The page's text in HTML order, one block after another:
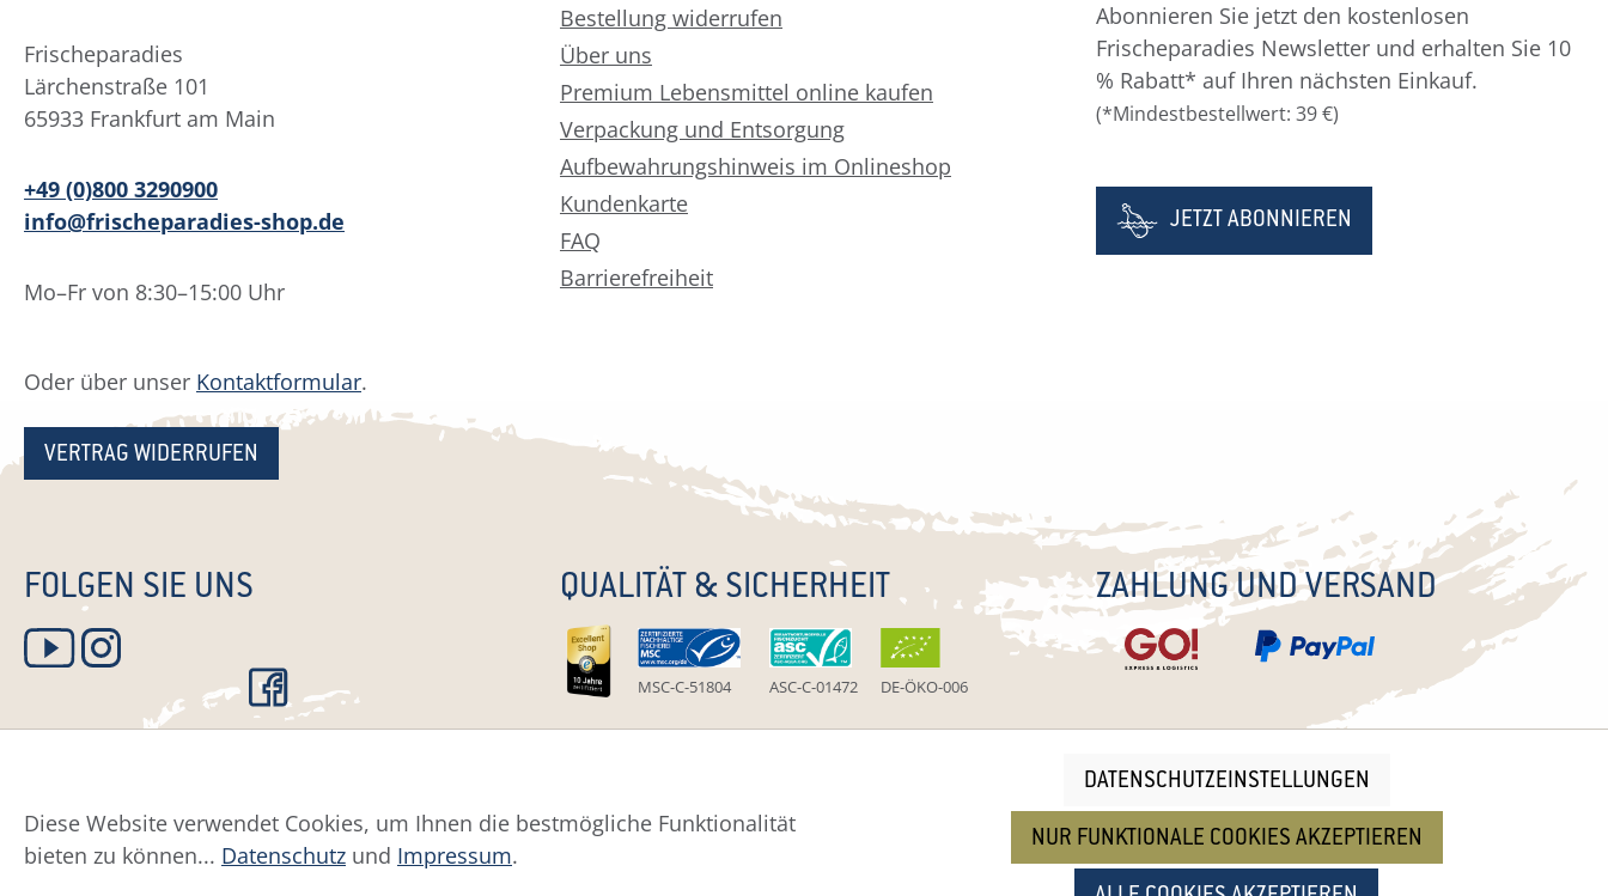
Frischeparadies
Lärchenstraße 101
65933 Frankfurt am Main
+49 (0)800 3290900
info@frischeparadies-shop.de
Mo–Fr von 8:30–15:00 Uhr
Oder über unser Kontaktformular.
VERTRAG WIDERRUFEN
Bestellung widerrufen
Über uns
Premium Lebensmittel online kaufen
Verpackung und Entsorgung
Aufbewahrungshinweis im Onlineshop
Kundenkarte
FAQ
Barrierefreiheit
Abonnieren Sie jetzt den kostenlosen
Frischeparadies Newsletter und erhalten Sie 10
% Rabatt* auf Ihren nächsten Einkauf.
(*Mindestbestellwert: 39 €)
JETZT ABONNIEREN
FOLGEN SIE UNS QUALITÄT & SICHERHEIT
MSC-C-51804 ASC-C-01472 DE-ÖKO-006
ZAHLUNG UND VERSAND
Datenschutz Impressum Widerruf Widerrufsformular Versand Cookie Einstellungen
Diese Website verwendet Cookies, um Ihnen die bestmögliche Funktionalität
bieten zu können... Datenschutz und Impressum.
DATENSCHUTZEINSTELLUNGEN
NUR FUNKTIONALE COOKIES AKZEPTIEREN